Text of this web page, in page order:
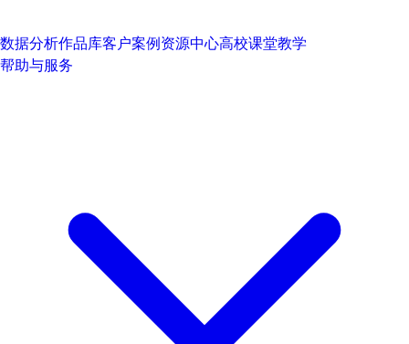
数据分析作品库客户案例资源中心高校课堂教学
帮助与服务